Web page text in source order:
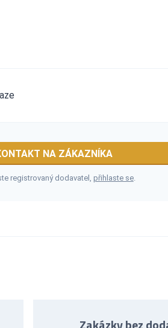
NA ZÁKAZNÍKA
registrovaný dodavatel, přihlaste se.